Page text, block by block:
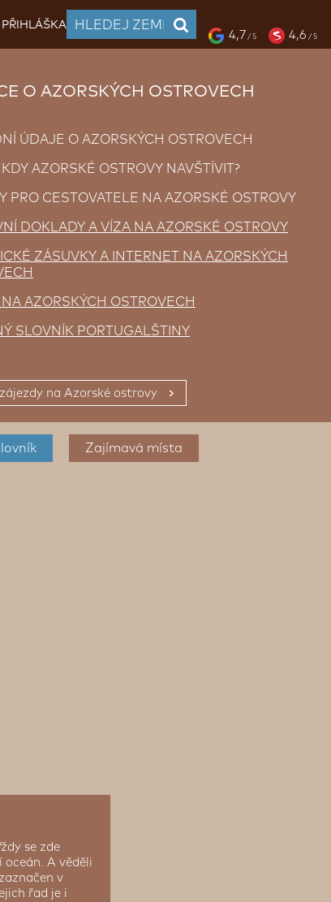
PŘIHLÁŠKA
4,7 / 5 4,6 / 5
O AZORSKÝCH OSTROVECH
ÚDAJE O AZORSKÝCH OSTROVECH
AZORSKÉ OSTROVY NAVŠTÍVIT?
PRO CESTOVATELE NA AZORSKÉ OSTROVY
DOKLADY A VÍZA NA AZORSKÉ OSTROVY
ZÁSUVKY A INTERNET NA AZORSKÝCH
AZORSKÝCH OSTROVECH
SLOVNÍK PORTUGALŠTINY
na Azorské ostrovy
Zajímavá místa
se zde
A věděli
v
řad je i